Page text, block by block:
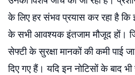
के लिए हर संभव प्रयास कर रहा है
के सभी आवश्यक इंतजाम मौजूद हों।
सेफ्टी के सुरक्षा मानकों की कमी पाई
दिए गए हैं। यदि इन नोटिसों के बाद भी